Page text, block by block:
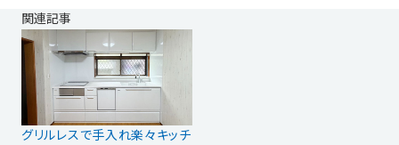
関連記事
グリルレスで手入れ楽々キッチ